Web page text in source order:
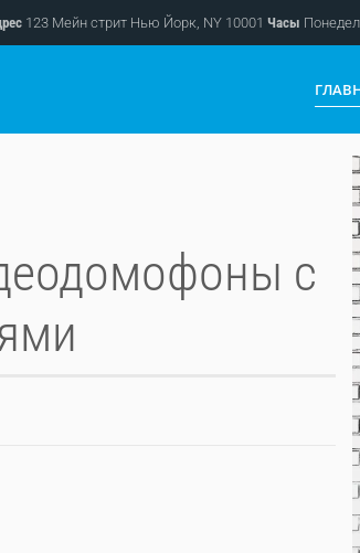
123 Мейн стрит Нью Йорк, NY 10001 Часы
с